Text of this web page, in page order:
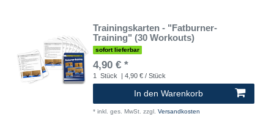
Trainingskarten - "Fatburner-
Training" (30 Workouts)
sofort lieferbar
4,90 € *
1 Stück | 4,90 € / Stück
In den Warenkorb
* inkl. ges. MwSt. zzgl. Versandkosten